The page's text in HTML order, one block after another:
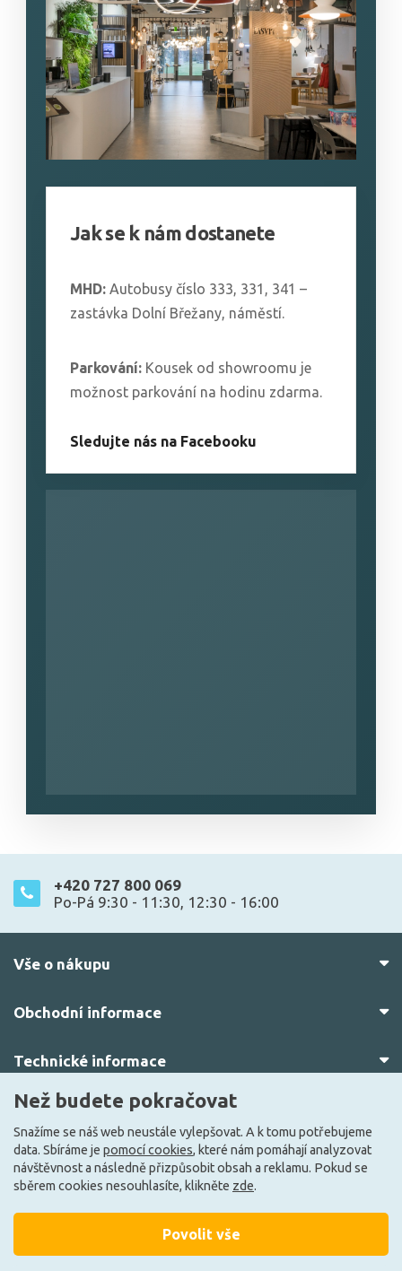
Jak se k nám dostanete
MHD: Autobusy číslo 333, 331, 341 –
zastávka Dolní Břežany, náměstí.
Parkování: Kousek od showroomu je
možnost parkování na hodinu zdarma.
Sledujte nás na Facebooku
+420 727 800 069
Po-Pá 9:30 - 11:30, 12:30 - 16:00
Vše o nákupu
Obchodní informace
Technické informace
O nás
Než budete pokračovat
Snažíme se náš web neustále vylepšovat. A k tomu potřebujeme
data. Sbíráme je pomocí cookies, které nám pomáhají analyzovat
návštěvnost a následně přizpůsobit obsah a reklamu. Pokud se
sběrem cookies nesouhlasíte, klikněte zde.
Povolit vše